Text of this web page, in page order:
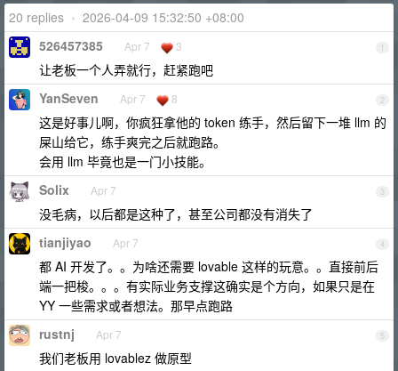
20 replies • 2026-04-09 15:32:50 +08:00
1
526457385 Apr 7 3
让老板一个人弄就行，赶紧跑吧
2
YanSeven Apr 7 8
这是好事儿啊，你疯狂拿他的 token 练手，然后留下一堆 llm 的
屎山给它，练手爽完之后就跑路。
会用 llm 毕竟也是一门小技能。
3
Solix Apr 7
没毛病，以后都是这种了，甚至公司都没有消失了
4
tianjiyao Apr 7
都 AI 开发了。。为啥还需要 lovable 这样的玩意。。直接前后
端一把梭。。。有实际业务支撑这确实是个方向，如果只是在
YY 一些需求或者想法。那早点跑路
5
rustnj Apr 7
我们老板用 lovablez 做原型